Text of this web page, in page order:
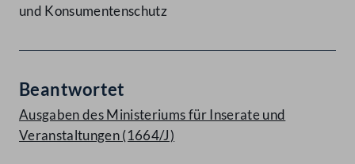
und Konsumentenschutz
Beantwortet
Ausgaben des Ministeriums für Inserate und
Veranstaltungen (1664/J)